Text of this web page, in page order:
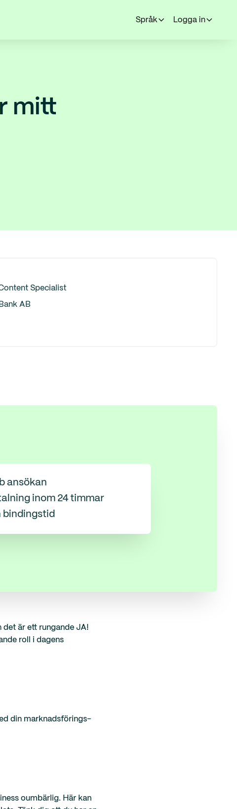
Språk Logga in
mitt
Specialist
AB
ansökan
inom 24 timmar
bindingstid
är ett rungande JA!
roll i dagens
din marknadsförings-
oumbärlig. Här kan